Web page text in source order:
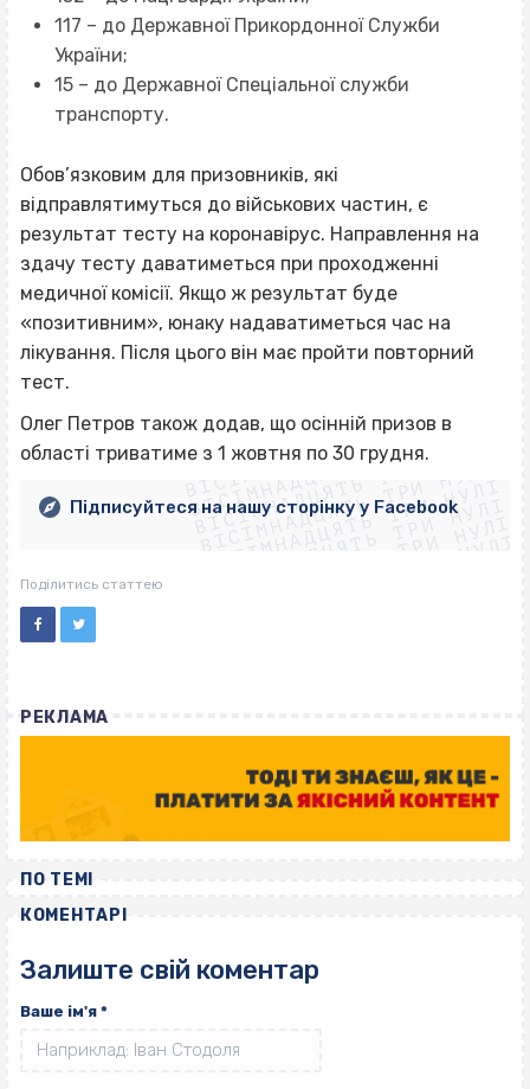
117 – до Державної Прикордонної Служби
України;
15 – до Державної Спеціальної служби
транспорту.
Обов’язковим для призовників, які
відправлятимуться до військових частин, є
результат тесту на коронавірус. Направлення на
здачу тесту даватиметься при проходженні
медичної комісії. Якщо ж результат буде
«позитивним», юнаку надаватиметься час на
лікування. Після цього він має пройти повторний
тест.
Олег Петров також додав, що осінній призов в
області триватиме з 1 жовтня по 30 грудня.
ВІСІМНАДЦЯТЬ ТРИ НУЛІ
ВІСІМНАДЦЯТЬ ТРИ НУЛІ
ВІСІМНАДЦЯТЬ ТРИ НУЛІ
ВІСІМНАДЦЯТЬ ТРИ НУЛІ
ВІСІМНАДЦЯТЬ ТРИ НУЛІ
ВІСІМНАДЦЯТЬ ТРИ НУЛІ
ВІСІМНАДЦЯТЬ ТРИ НУЛІ
ВІСІМНАДЦЯТЬ ТРИ НУЛІ
Підписуйтеся на нашу сторінку у Facebook
Поділитись статтею
РЕКЛАМА
ПО ТЕМІ
КОМЕНТАРІ
Залиште свій коментар
Ваше ім'я *